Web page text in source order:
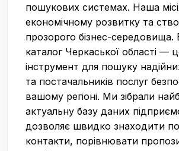
пошукових системах. Наша
економічному розвитку та
прозорого бізнес-середовища.
каталог Черкаської області —
інструмент для пошуку
та постачальників послуг
вашому регіоні. Ми зібрали
актуальну базу даних
дозволяє швидко знаходити
контакти, порівнювати